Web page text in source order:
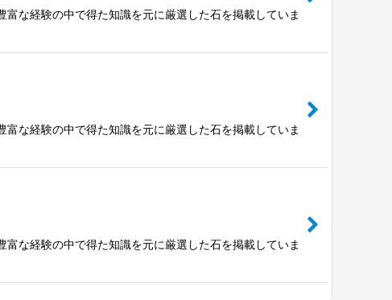
な経験の中で得た知識を元に厳選した石を掲載していま
な経験の中で得た知識を元に厳選した石を掲載していま
な経験の中で得た知識を元に厳選した石を掲載していま